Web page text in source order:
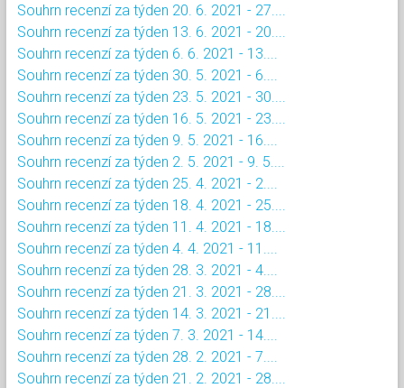
Souhrn recenzí za týden 20. 6. 2021 - 27....
Souhrn recenzí za týden 13. 6. 2021 - 20....
Souhrn recenzí za týden 6. 6. 2021 - 13....
Souhrn recenzí za týden 30. 5. 2021 - 6....
Souhrn recenzí za týden 23. 5. 2021 - 30....
Souhrn recenzí za týden 16. 5. 2021 - 23....
Souhrn recenzí za týden 9. 5. 2021 - 16....
Souhrn recenzí za týden 2. 5. 2021 - 9. 5....
Souhrn recenzí za týden 25. 4. 2021 - 2....
Souhrn recenzí za týden 18. 4. 2021 - 25....
Souhrn recenzí za týden 11. 4. 2021 - 18....
Souhrn recenzí za týden 4. 4. 2021 - 11....
Souhrn recenzí za týden 28. 3. 2021 - 4....
Souhrn recenzí za týden 21. 3. 2021 - 28....
Souhrn recenzí za týden 14. 3. 2021 - 21....
Souhrn recenzí za týden 7. 3. 2021 - 14....
Souhrn recenzí za týden 28. 2. 2021 - 7....
Souhrn recenzí za týden 21. 2. 2021 - 28....